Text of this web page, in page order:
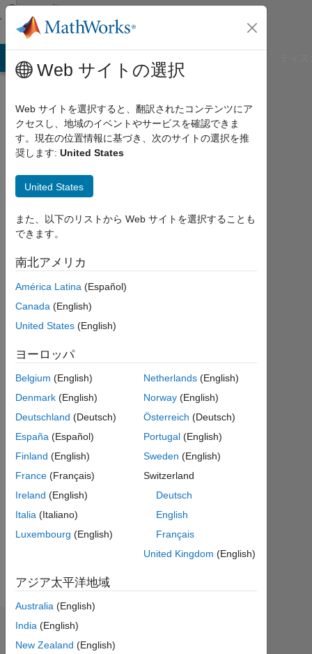
コンテンツへスキップ
Community
Profile
Valentin
Boutrouche
MathWorks
Last
1日
Followers:
Following:
メ
ッ
セ
ー
English,
バッジ
Web サイトの選択
Web サイトを選択すると、翻訳されたコンテンツにア
クセスし、地域のイベントやサービスを確認できま
す。現在の位置情報に基づき、次のサイトの選択を推
奨します: United States
United States
また、以下のリストから Web サイトを選択することも
できます。
南北アメリカ
América Latina (Español)
Canada (English)
United States (English)
ヨーロッパ
Belgium (English)
Denmark (English)
Deutschland (Deutsch)
España (Español)
Finland (English)
France (Français)
Ireland (English)
Italia (Italiano)
Luxembourg (English)
Netherlands (English)
Norway (English)
Österreich (Deutsch)
Portugal (English)
Sweden (English)
Switzerland
Deutsch
English
Français
United Kingdom (English)
アジア太平洋地域
Australia (English)
India (English)
New Zealand (English)